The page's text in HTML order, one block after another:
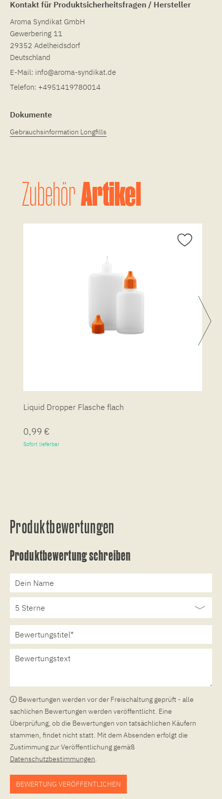
Kontakt für Produktsicherheitsfragen / Hersteller
Aroma Syndikat GmbH
Gewerbering 11
29352 Adelheidsdorf
Deutschland
E-Mail: info@aroma-syndikat.de
Telefon: +4951419780014
Dokumente
Gebrauchsinformation Longfills
ZubehörArtikel
Liquid Dropper Flasche flach
0,99 €
Sofort lieferbar
Produktbewertungen
Produktbewertung schreiben
Bewertungen werden vor der Freischaltung geprüft - alle
sachlichen Bewertungen werden veröffentlicht. Eine
Überprüfung, ob die Bewertungen von tatsächlichen Käufern
stammen, findet nicht statt. Mit dem Absenden erfolgt die
Zustimmung zur Veröffentlichung gemäß
Datenschutzbestimmungen.
BEWERTUNG VERÖFFENTLICHEN